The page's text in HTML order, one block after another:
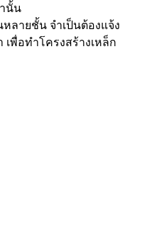
นั้น
ลายชั้น จำเป็นต้องแจ้ง
พื่อทำโครงสร้างเหล็ก